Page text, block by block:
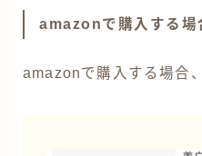
amazonで購入する場
amazonで購入する場合